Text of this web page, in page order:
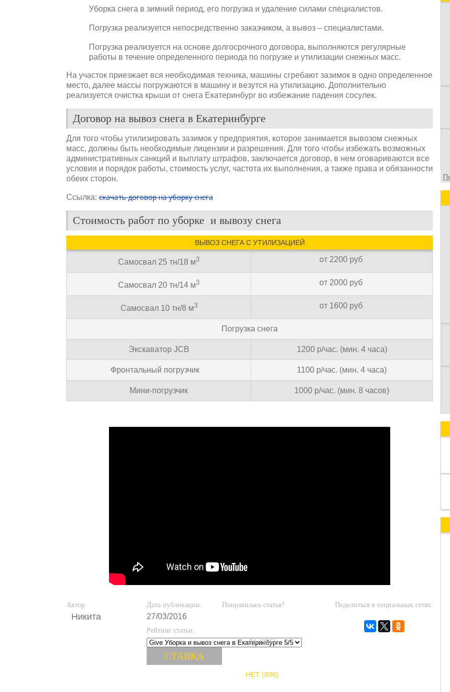
Уборка снега в зимний период, его погрузка и удаление силами специалистов.
Погрузка реализуется непосредственно заказчиком, а вывоз – специалистами.
Погрузка реализуется на основе долгосрочного договора, выполняются регулярные
работы в течение определенного периода по погрузке и утилизации снежных масс.
На участок приезжает вся необходимая техника, машины сгребают зазимок в одно определенное
место, далее массы погружаются в машину и везутся на утилизацию. Дополнительно
реализуется очистка крыши от снега Екатеринбург во избежание падения сосулек.
Договор на вывоз снега в Екатеринбурге
Для того чтобы утилизировать зазимок у предприятия, которое занимается вывозом снежных
масс, должны быть необходимые лицензии и разрешения. Для того чтобы избежать возможных
административных санкций и выплату штрафов, заключается договор, в нем оговариваются все
условия и порядок работы, стоимость услуг, частота их выполнения, а также права и обязанности
обеих сторон.
Ссылка: скачать договор на уборку снега
Стоимость работ по уборке и вывозу снега
ВЫВОЗ СНЕГА С УТИЛИЗАЦИЕЙ
Самосвал 25 тн/18 м3 от 2200 руб
Самосвал 20 тн/14 м3 от 2000 руб
Самосвал 10 тн/8 м3 от 1600 руб
Погрузка снега
Экскаватор JCB 1200 р/час. (мин. 4 часа)
Фронтальный погрузчик 1100 р/час. (мин. 4 часа)
Мини-погрузчик 1000 р/час. (мин. 8 часов)
Автор:
Никита
Дата публикации:
27/03/2016
Рейтинг статьи:
Понравилась статья?
ДА (855)
НЕТ (896)
Поделиться в социальных сетях: